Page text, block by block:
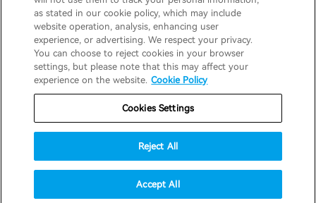
Prix ​​de conception
Responsabilités sociales
Avis de confidentialitéAvis sur les cookies
Politique de garantie
Politique de garantie
Conditions d'utilisation
Avis important
France / Français
© 2026 Edifier. All rights reserved.
as stated in our cookie policy, which may include
website operation, analysis, enhancing user
experience, or advertising. We respect your privacy.
You can choose to reject cookies in your browser
settings, but please note that this may affect your
experience on the website. Cookie Policy
Cookies Settings
Reject All
Accept All